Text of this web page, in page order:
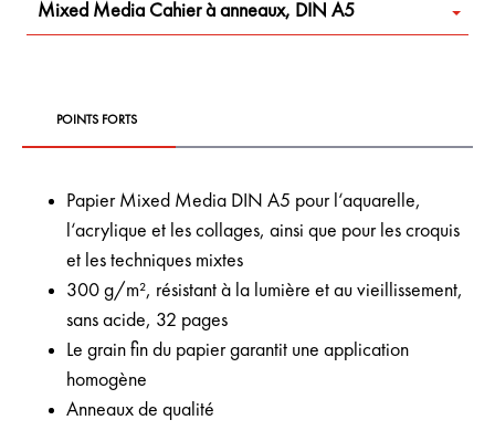
Mixed Media Cahier à anneaux, DIN A5
POINTS FORTS
Papier Mixed Media DIN A5 pour l‘aquarelle,
l‘acrylique et les collages, ainsi que pour les croquis
et les techniques mixtes
300 g/m², résistant à la lumière et au vieillissement,
sans acide, 32 pages
Le grain fin du papier garantit une application
homogène
Anneaux de qualité